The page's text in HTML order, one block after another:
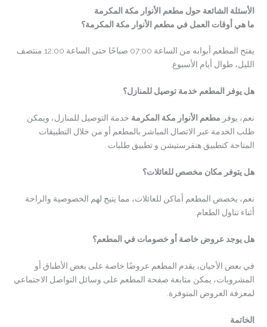
الأسئلة الشائعة حول مطعم الأنوار مكة المكرمة
ما هي أوقات العمل في مطعم الأنوار مكة المكرمة؟
يفتح المطعم أبوابه من الساعة 07:00 صباحًا حتى الساعة 12:00 منتصف
الليل، طوال أيام الأسبوع.
هل يوفر المطعم خدمة توصيل للمنازل؟
نعم، يوفر مطعم الأنوار مكة المكرمة خدمة التوصيل للمنازل، ويمكن
طلب الخدمة عبر الاتصال المباشر بالمطعم أو من خلال التطبيقات
المتاحة كتطبيق هنقرستيشن و تطبيق طلبات .
هل يتوفر مكان مخصص للعائلات؟
نعم، يخصص المطعم أماكن للعائلات، مما يتيح لهم الخصوصية والراحة
أثناء تناول الطعام.
هل يوجد عروض خاصة أو خصومات في المطعم؟
في بعض الأحيان، يقدم المطعم عروضًا خاصة على بعض الأطباق أو
المشروبات، يمكن متابعة صفحة المطعم على وسائل التواصل الاجتماعي
لمعرفة العروض المتوفرة.
الخاتمة